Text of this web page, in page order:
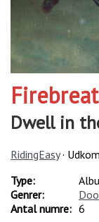
Dwell in
RidingEasy · Udkom
Type:
Genrer:
Antal numre: 6